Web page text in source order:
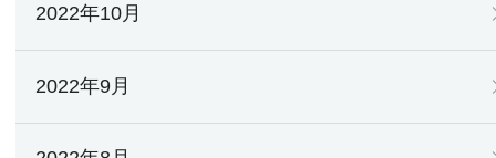
2022年10月
2022年9月